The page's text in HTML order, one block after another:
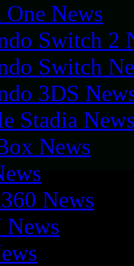
News
Switch 2
Switch
3DS
Stadia
News
News